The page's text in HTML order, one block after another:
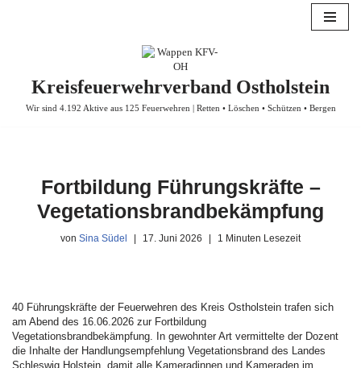
Kreisfeuerwehrverband Ostholstein
Wir sind 4.192 Aktive aus 125 Feuerwehren | Retten • Löschen • Schützen • Bergen
Fortbildung Führungskräfte –
Vegetationsbrandbekämpfung
von Sina Südel 17. Juni 2026 1 Minuten Lesezeit
40 Führungskräfte der Feuerwehren des Kreis Ostholstein trafen sich
am Abend des 16.06.2026 zur Fortbildung
Vegetationsbrandbekämpfung. In gewohnter Art vermittelte der Dozent
die Inhalte der Handlungsempfehlung Vegetationsbrand des Landes
Schleswig Holstein, damit alle Kameradinnen und Kameraden im